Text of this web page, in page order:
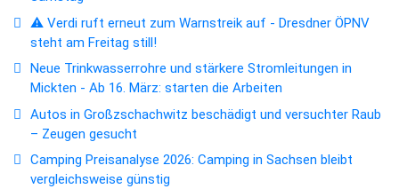
⚠️ Verdi ruft erneut zum Warnstreik auf - Dresdner ÖPNV
steht am Freitag still!
Neue Trinkwasserrohre und stärkere Stromleitungen in
Mickten - Ab 16. März: starten die Arbeiten
Autos in Großzschachwitz beschädigt und versuchter Raub
– Zeugen gesucht
Camping Preisanalyse 2026: Camping in Sachsen bleibt
vergleichsweise günstig